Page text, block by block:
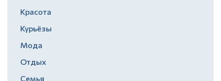
Красота
Курьёзы
Мода
Отдых
Семья